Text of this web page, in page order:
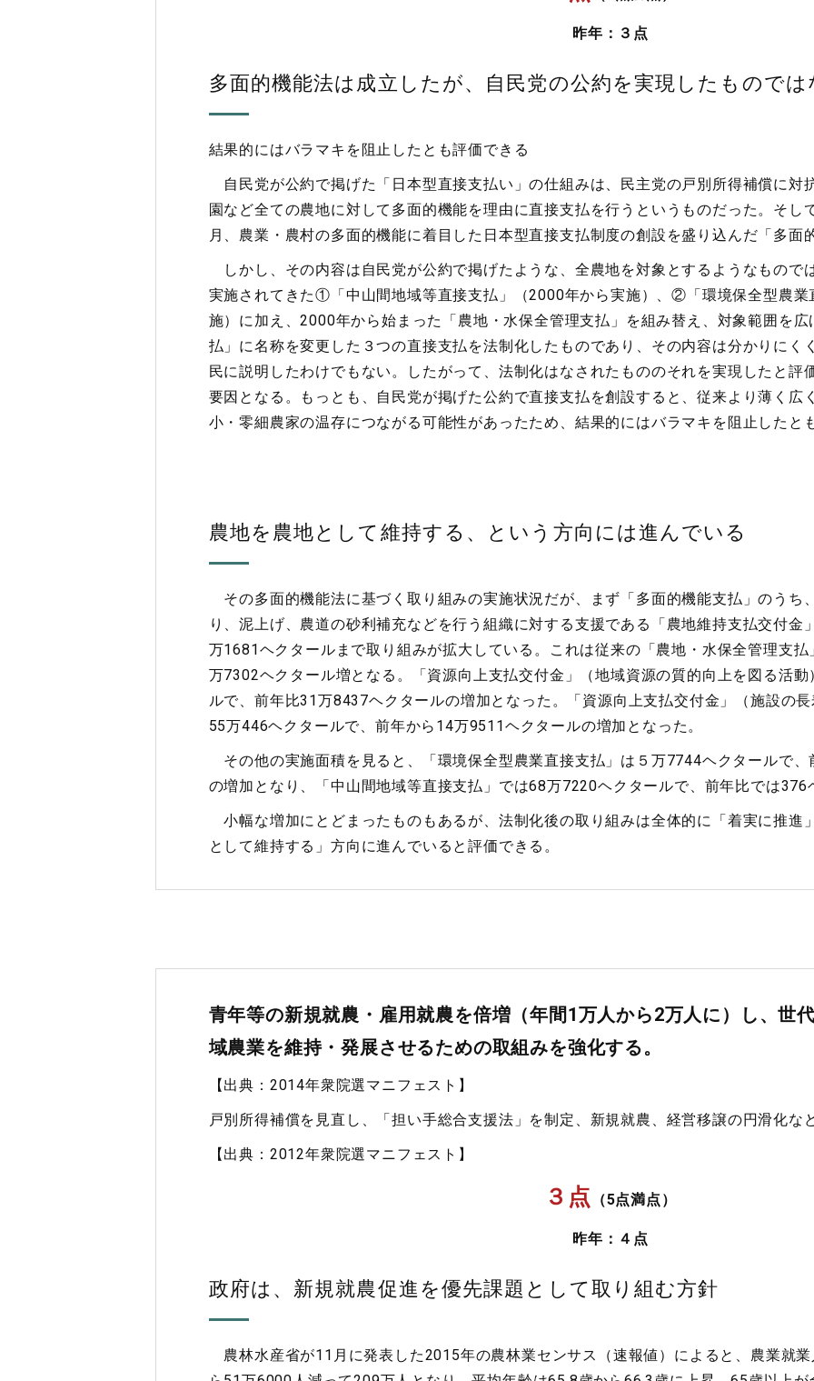
昨年：３点
多面的機能法は成立したが、自民党の公約を実現したもので
結果的にはバラマキを阻止したとも評価できる
自民党が公約で掲げた「日本型直接支払い」の仕組みは、民主党の戸別所得補償に対
園など全ての農地に対して多面的機能を理由に直接支払を行うというものだった。そし
月、農業・農村の多面的機能に着目した日本型直接支払制度の創設を盛り込んだ「多面
しかし、その内容は自民党が公約で掲げたような、全農地を対象とするようなもので
実施されてきた①「中山間地域等直接支払」（2000年から実施）、②「環境保全型農業
施）に加え、2000年から始まった「農地・水保全管理支払」を組み替え、対象範囲を
払」に名称を変更した３つの直接支払を法制化したものであり、その内容は分かりにく
民に説明したわけでもない。したがって、法制化はなされたもののそれを実現したと評
要因となる。もっとも、自民党が掲げた公約で直接支払を創設すると、従来より薄く広
小・零細農家の温存につながる可能性があったため、結果的にはバラマキを阻止したと
農地を農地として維持する、という方向には進んでいる
その多面的機能法に基づく取り組みの実施状況だが、まず「多面的機能支払」のうち
り、泥上げ、農道の砂利補充などを行う組織に対する支援である「農地維持支払交付金
万1681ヘクタールまで取り組みが拡大している。これは従来の「農地・水保全管理支
万7302ヘクタール増となる。「資源向上支払交付金」（地域資源の質的向上を図る活
ルで、前年比31万8437ヘクタールの増加となった。「資源向上支払交付金」（施設の
55万446ヘクタールで、前年から14万9511ヘクタールの増加となった。
その他の実施面積を見ると、「環境保全型農業直接支払」は５万7744ヘクタールで
の増加となり、「中山間地域等直接支払」では68万7220ヘクタールで、前年比では
小幅な増加にとどまったものもあるが、法制化後の取り組みは全体的に「着実に推進
として維持する」方向に進んでいると評価できる。
青年等の新規就農・雇用就農を倍増（年間1万人から2万人に）し、世
域農業を維持・発展させるための取組みを強化する。
【出典：2014年衆院選マニフェスト】
戸別所得補償を見直し、「担い手総合支援法」を制定、新規就農、経営移譲の円滑化な
【出典：2012年衆院選マニフェスト】
３点 （5点満点）
昨年：４点
政府は、新規就農促進を優先課題として取り組む方針
農林水産省が11月に発表した2015年の農林業センサス（速報値）によると、農業就